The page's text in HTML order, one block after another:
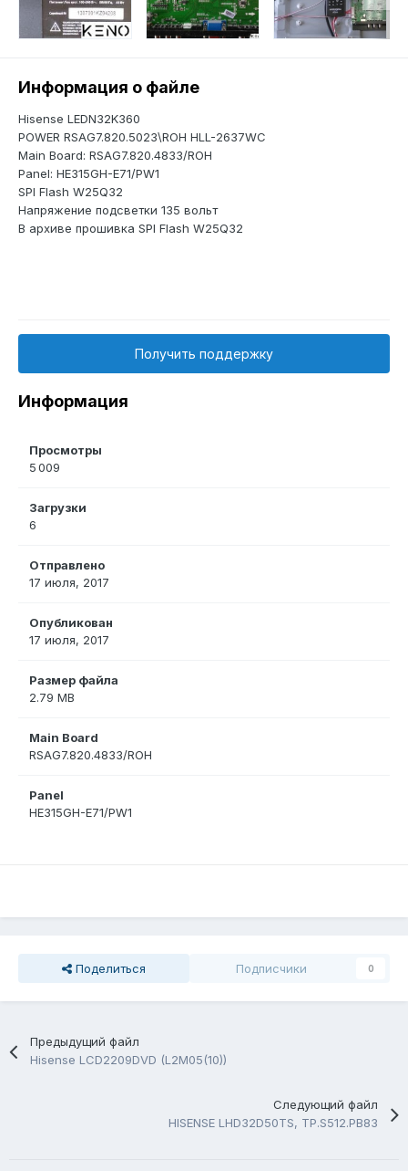
Информация о файле
Hisense LEDN32K360
POWER RSAG7.820.5023\ROH HLL-2637WC
Main Board: RSAG7.820.4833/ROH
Panel: HE315GH-E71/PW1
SPI Flash W25Q32
Напряжение подсветки 135 вольт
В архиве прошивка SPI Flash W25Q32
Получить поддержку
Информация
Просмотры
5 009
Загрузки
6
Отправлено
17 июля, 2017
Опубликован
17 июля, 2017
Размер файла
2.79 MB
Main Board
RSAG7.820.4833/ROH
Panel
HE315GH-E71/PW1
Поделиться Подписчики 0
Предыдущий файл
Hisense LCD2209DVD (L2M05(10))
Следующий файл
HISENSE LHD32D50TS, TP.S512.PB83